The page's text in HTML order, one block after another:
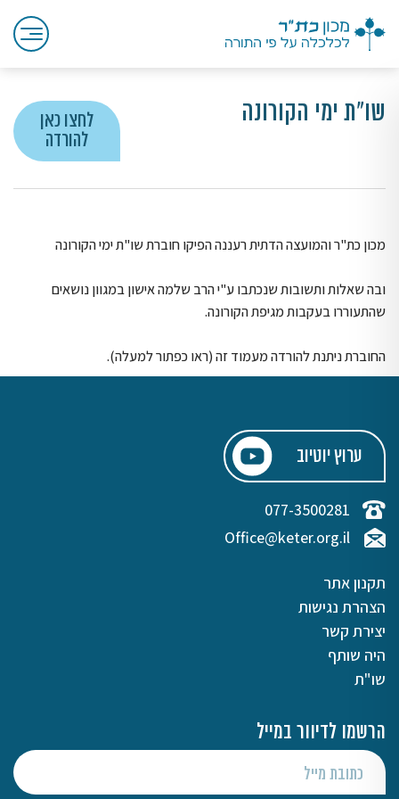
שו"ת ימי הקורונה
לחצו כאן
להורדה
מכון כת"ר והמועצה הדתית רעננה הפיקו חוברת שו"ת ימי הקורונה
ובה שאלות ותשובות שנכתבו ע"י הרב שלמה אישון במגוון נושאים
שהתעוררו בעקבות מגיפת הקורונה.
החוברת ניתנת להורדה מעמוד זה (ראו כפתור למעלה).
ערוץ יוטיוב
077-3500281
Office@keter.org.il
תקנון אתר
הצהרת נגישות
יצירת קשר
היה שותף
שו"ת
הרשמו לדיוור במייל